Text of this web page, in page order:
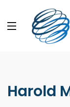
Harold